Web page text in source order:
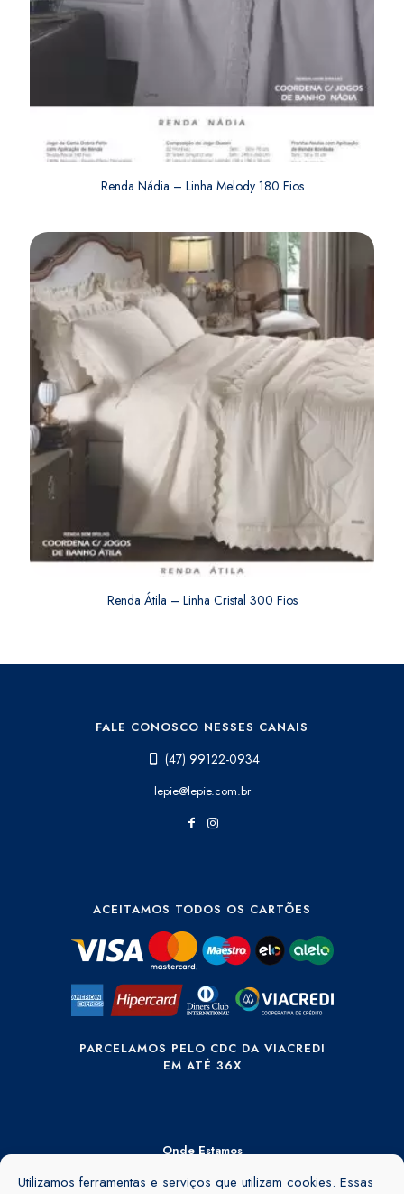
Utilizamos ferramentas e serviços que utilizam cookies. Essas
Renda Nádia – Linha Melody 180 Fios
Renda Átila – Linha Cristal 300 Fios
FALE CONOSCO NESSES CANAIS
(47) 99122-0934
lepie@lepie.com.br
ACEITAMOS TODOS OS CARTÕES
PARCELAMOS PELO CDC DA VIACREDI
EM ATÉ 36X
Onde Estamos
Rua Ângelo Rubini, 895 - Barra do Rio Cerro - Jaraguá do Sul - SC -